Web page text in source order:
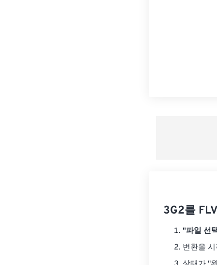
3G2를
"파일 선
변환을